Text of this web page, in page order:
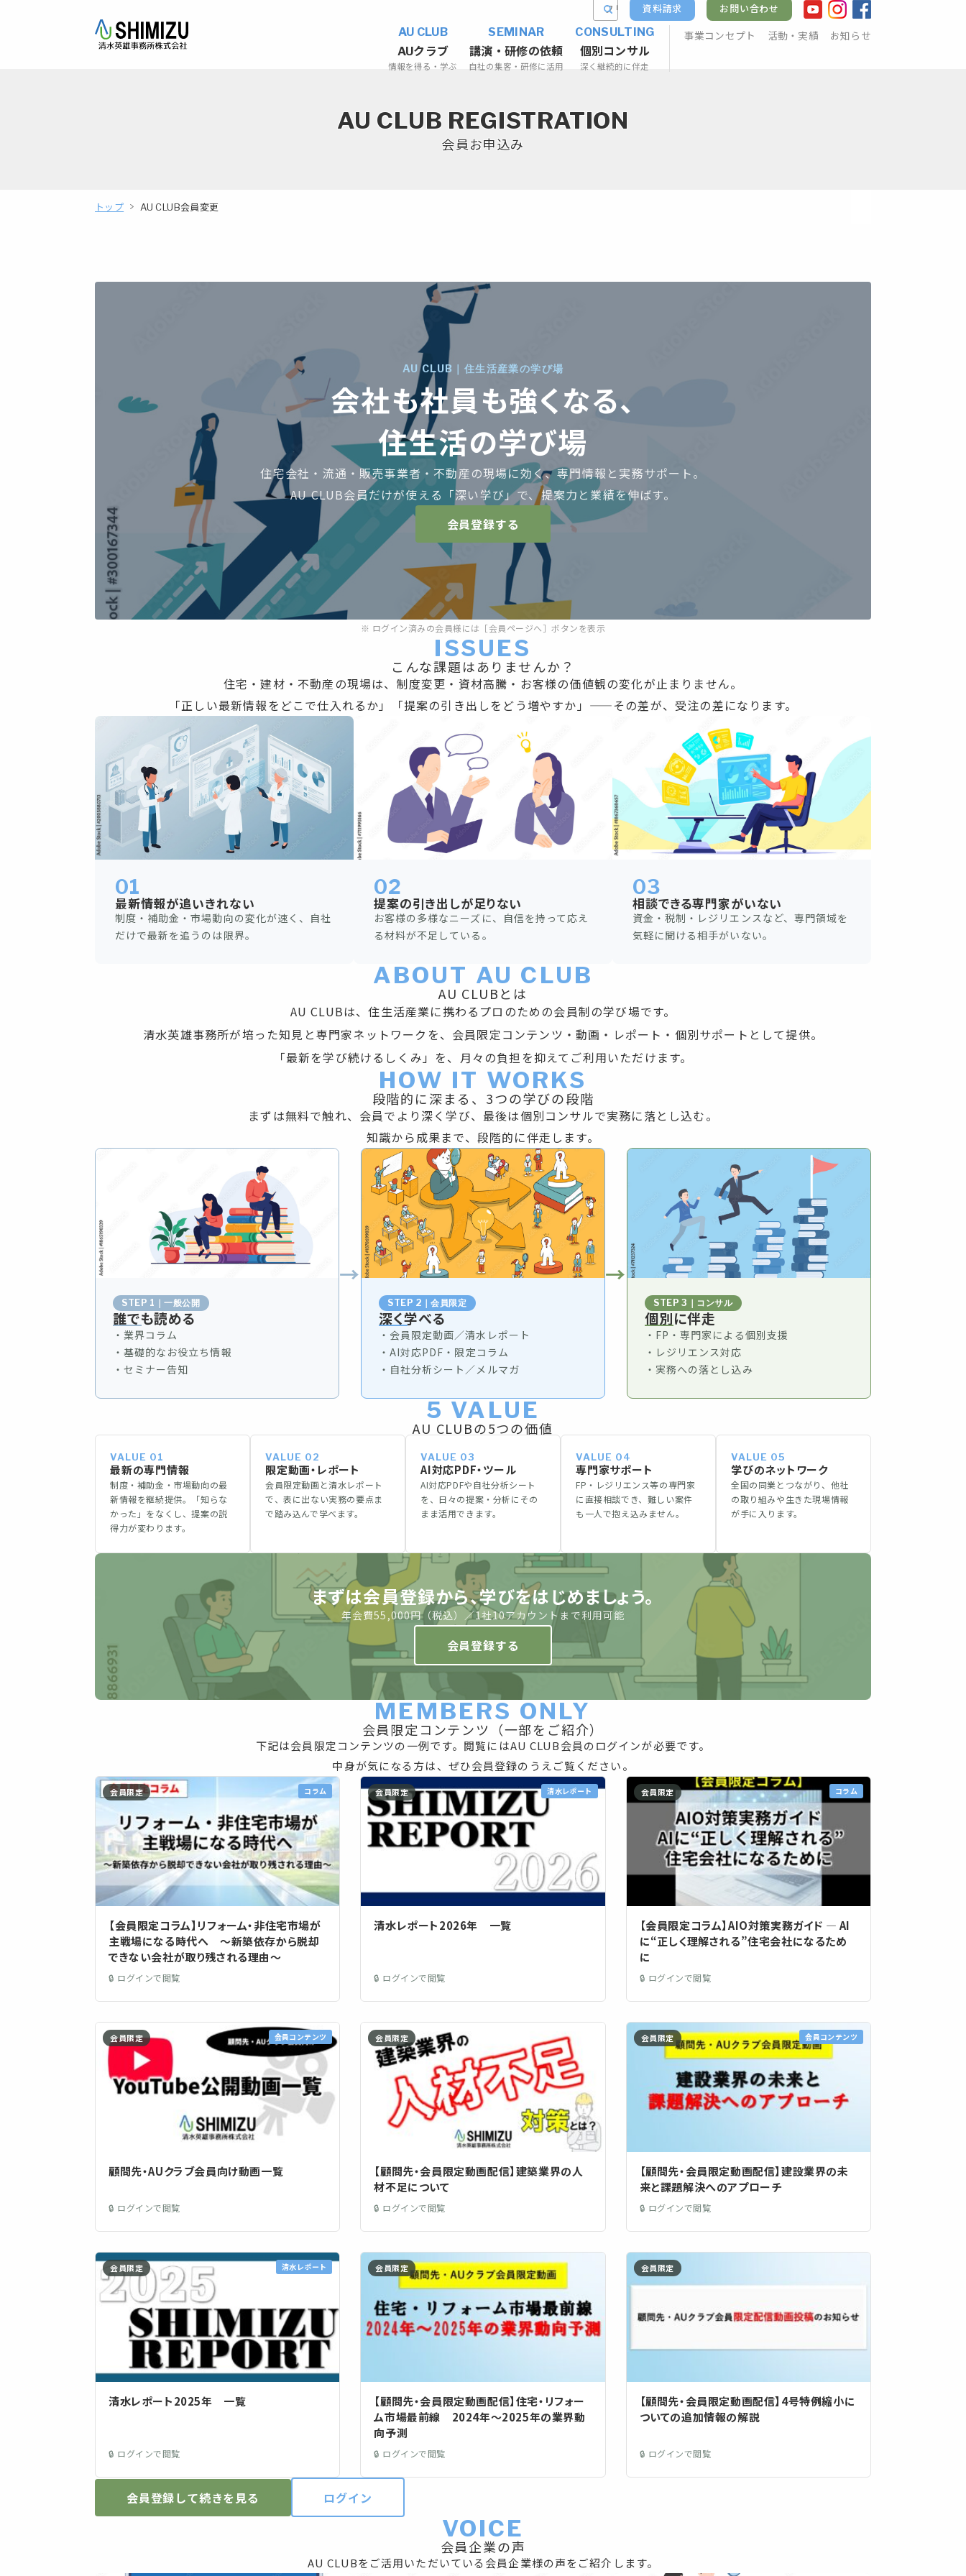
資料請求 お問い合わせ
AU CLUB
AUクラブ
情報を得る・学ぶ
SEMINAR
講演・研修の依頼
自社の集客・研修に活用
CONSULTING
個別コンサル
深く継続的に伴走
事業コンセプト 活動・実績 お知らせ
AU CLUB REGISTRATION
会員お申込み
トップ AU CLUB会員変更
AU CLUB｜住生活産業の学び場
会社も社員も強くなる、
住生活の学び場
住宅会社・流通・販売事業者・不動産の現場に効く、専門情報と実務サポート。
AU CLUB会員だけが使える「深い学び」で、提案力と業績を伸ばす。
会員登録する
※ ログイン済みの会員様には［会員ページへ］ボタンを表示
ISSUES
こんな課題はありませんか？
住宅・建材・不動産の現場は、制度変更・資材高騰・お客様の価値観の変化が止まりません。
「正しい最新情報をどこで仕入れるか」「提案の引き出しをどう増やすか」——その差が、受注の差になります。
01
最新情報が追いきれない
制度・補助金・市場動向の変化が速く、自社
だけで最新を追うのは限界。
02
提案の引き出しが足りない
お客様の多様なニーズに、自信を持って応え
る材料が不足している。
03
相談できる専門家がいない
資金・税制・レジリエンスなど、専門領域を
気軽に聞ける相手がいない。
ABOUT AU CLUB
AU CLUBとは
AU CLUBは、住生活産業に携わるプロのための会員制の学び場です。
清水英雄事務所が培った知見と専門家ネットワークを、会員限定コンテンツ・動画・レポート・個別サポートとして提供。
「最新を学び続けるしくみ」を、月々の負担を抑えてご利用いただけます。
HOW IT WORKS
段階的に深まる、3つの学びの段階
まずは無料で触れ、会員でより深く学び、最後は個別コンサルで実務に落とし込む。
知識から成果まで、段階的に伴走します。
STEP 1｜一般公開
誰でも読める
・業界コラム
・基礎的なお役立ち情報
・セミナー告知
→
STEP 2｜会員限定
深く学べる
・会員限定動画／清水レポート
・AI対応PDF・限定コラム
・自社分析シート／メルマガ
→
STEP 3｜コンサル
個別に伴走
・FP・専門家による個別支援
・レジリエンス対応
・実務への落とし込み
5 VALUE
AU CLUBの5つの価値
VALUE 01
最新の専門情報
制度・補助金・市場動向の最
新情報を継続提供。「知らな
かった」をなくし、提案の説
得力が変わります。
VALUE 02
限定動画・レポート
会員限定動画と清水レポート
で、表に出ない実務の要点ま
で踏み込んで学べます。
VALUE 03
AI対応PDF・ツール
AI対応PDFや自社分析シート
を、日々の提案・分析にその
まま活用できます。
VALUE 04
専門家サポート
FP・レジリエンス等の専門家
に直接相談でき、難しい案件
も一人で抱え込みません。
VALUE 05
学びのネットワーク
全国の同業とつながり、他社
の取り組みや生きた現場情報
が手に入ります。
まずは会員登録から、学びをはじめましょう。
年会費55,000円（税込）／1社10アカウントまで利用可能
会員登録する
MEMBERS ONLY
会員限定コンテンツ（一部をご紹介）
下記は会員限定コンテンツの一例です。閲覧にはAU CLUB会員のログインが必要です。
中身が気になる方は、ぜひ会員登録のうえご覧ください。
会員限定 コラム
【会員限定コラム】リフォーム・非住宅市場が
主戦場になる時代へ ～新築依存から脱却
できない会社が取り残される理由～
🔒 ログインで閲覧
会員限定 清水レポート
清水レポート2026年 一覧
🔒 ログインで閲覧
会員限定 コラム
【会員限定コラム】AIO対策実務ガイド ― AI
に“正しく理解される”住宅会社になるため
に
🔒 ログインで閲覧
会員限定 会員コンテンツ
顧問先・AUクラブ会員向け動画一覧
🔒 ログインで閲覧
会員限定
【顧問先・会員限定動画配信】建築業界の人
材不足について
🔒 ログインで閲覧
会員限定 会員コンテンツ
【顧問先・会員限定動画配信】建設業界の未
来と課題解決へのアプローチ
🔒 ログインで閲覧
会員限定 清水レポート
清水レポート2025年 一覧
🔒 ログインで閲覧
会員限定
【顧問先・会員限定動画配信】住宅・リフォー
ム市場最前線 2024年～2025年の業界動
向予測
🔒 ログインで閲覧
会員限定
【顧問先・会員限定動画配信】4号特例縮小に
ついての追加情報の解説
🔒 ログインで閲覧
会員登録して続きを見る ログイン
VOICE
会員企業の声
AU CLUBをご活用いただいている会員企業様の声をご紹介します。